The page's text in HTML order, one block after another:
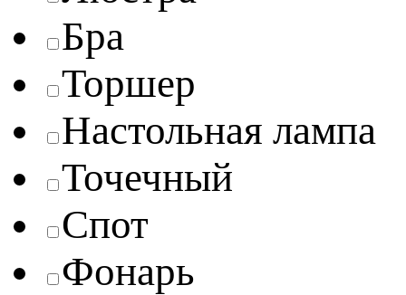
Бра
Торшер
Настольная лампа
Точечный
Спот
Фонарь